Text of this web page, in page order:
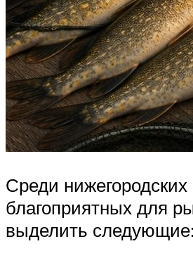
Среди нижегородских
благоприятных для
выделить следующие: